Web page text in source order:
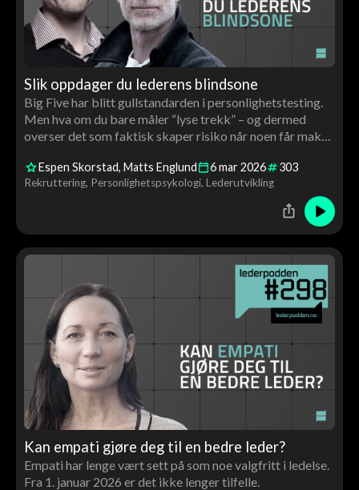
Slik oppdager du lederens blindsone
Big Five har blitt gullstandarden i personlighetstesting.
Men hva om du bare måler “lyse trekk” – og dermed
overser det som faktisk skaper risiko når noen får makt,
Espen Skorstad Matts Englund 6mar2026 303
Rekruttering Personlighetspsykologi Lederutvikling
Kan empati gjøre deg til en bedre leder?
Empati har lenge vært sett på som noe valgfritt i ledelse.
Fra 1. januar 2026 er det ikke lenger tilfelle.